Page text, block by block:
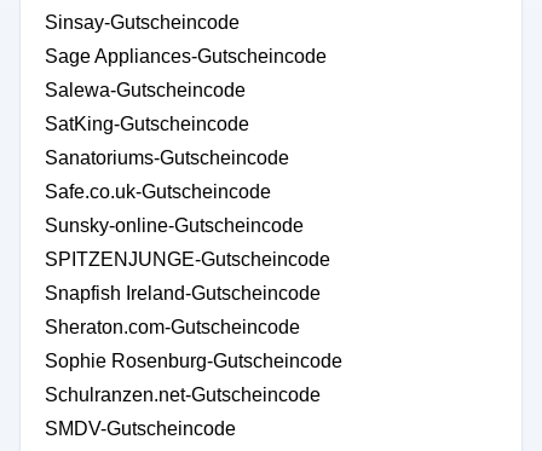
Sinsay-Gutscheincode
Sage Appliances-Gutscheincode
Salewa-Gutscheincode
SatKing-Gutscheincode
Sanatoriums-Gutscheincode
Safe.co.uk-Gutscheincode
Sunsky-online-Gutscheincode
SPITZENJUNGE-Gutscheincode
Snapfish Ireland-Gutscheincode
Sheraton.com-Gutscheincode
Sophie Rosenburg-Gutscheincode
Schulranzen.net-Gutscheincode
SMDV-Gutscheincode